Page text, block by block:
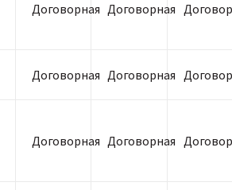
Договорная Договорная
Договорная Договорная
Договорная Договорная